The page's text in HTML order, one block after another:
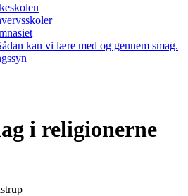
kan vi lære med og gennem smag.
i religionerne